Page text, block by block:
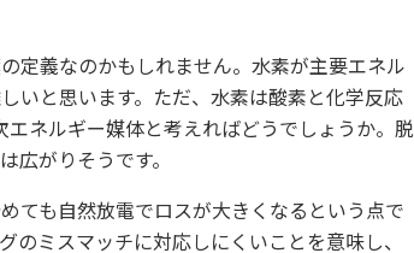
定義なのかもしれません。水素が主要エネル
いと思います。ただ、水素は酸素と化学反応
ネルギー媒体と考えればどうでしょうか。脱
広がりそうです。
ても自然放電でロスが大きくなるという点で
ミスマッチに対応しにくいことを意味し、